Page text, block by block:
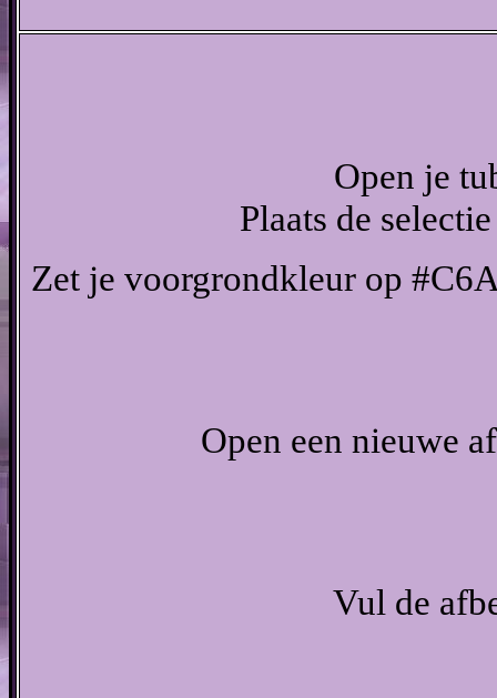
Open je
Plaats de
Zet je voorgrondkleur op
Open een nieuwe
Vul de